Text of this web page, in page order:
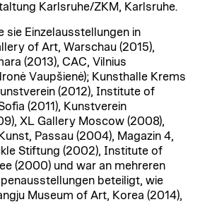
Karlsruhe/ZKM, Karlsruhe.
sie Einzelausstellungen in
of Art, Warschau (2015),
(2013), CAC, Vilnius
Vaupšienė); Kunsthalle Krems
(2012), Institute of
(2011), Kunstverein
XL Gallery Moscow (2008),
Passau (2004), Magazin 4,
Stiftung (2002), Institute of
(2000) und war an mehreren
beteiligt, wie
Museum of Art, Korea (2014),